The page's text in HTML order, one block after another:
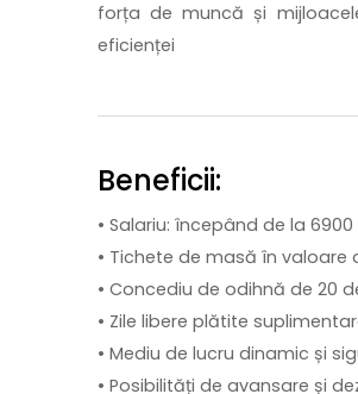
forța de muncă și
eficienței
Beneficii:
• Salariu: începând de la
• Tichete de masă în valoare
• Concediu de odihnă de 20
• Zile libere plătite
• Mediu de lucru dinamic și
• Posibilități de avansare și